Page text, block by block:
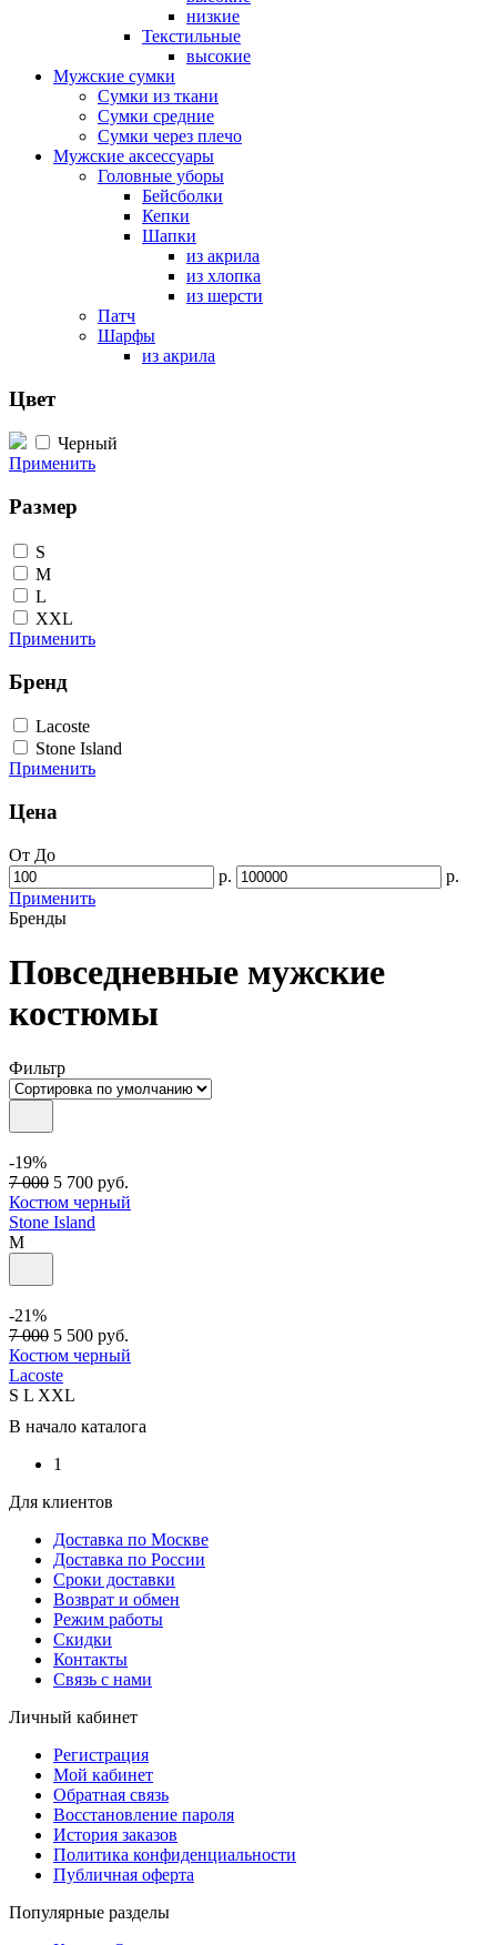
низкие
Текстильные
высокие
Мужские сумки
Сумки из ткани
Сумки средние
Сумки через плечо
Мужские аксессуары
Головные уборы
Бейсболки
Кепки
Шапки
из акрила
из хлопка
из шерсти
Патч
Шарфы
из акрила
Цвет
Черный
Применить
Размер
S
M
L
XXL
Применить
Бренд
Lacoste
Stone Island
Применить
Цена
От До
р.
р.
Применить
Бренды
Повседневные мужские
костюмы
Фильтр
-19%
7 000 5 700 руб.
Костюм черный
Stone Island
M
-21%
7 000 5 500 руб.
Костюм черный
Lacoste
S L XXL
В начало каталога
1
Для клиентов
Доставка по Москве
Доставка по России
Сроки доставки
Возврат и обмен
Режим работы
Скидки
Контакты
Связь с нами
Личный кабинет
Регистрация
Мой кабинет
Обратная связь
Восстановление пароля
История заказов
Политика конфиденциальности
Публичная оферта
Популярные разделы